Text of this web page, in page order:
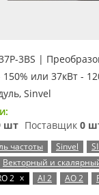
3BS |
150% или 37кВт -
Sinvel
шт Поставщик 0
частоты Sinvel
Векторный и
2 x AI 2 AO 2